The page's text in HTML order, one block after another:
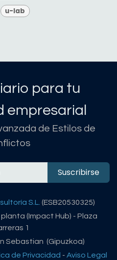
u-lab
para tu
empresarial
de Estilos de
Suscribirse
S.L. (ESB20530325)
(Impact Hub) - Plaza
1
Sebastian (Gipuzkoa)
de Privacidad - Aviso Legal